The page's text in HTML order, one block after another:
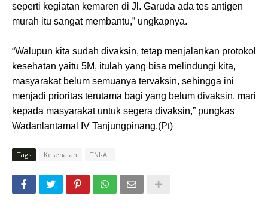
seperti kegiatan kemaren di Jl. Garuda ada tes antigen
murah itu sangat membantu,” ungkapnya.
“Walupun kita sudah divaksin, tetap menjalankan protokol
kesehatan yaitu 5M, itulah yang bisa melindungi kita,
masyarakat belum semuanya tervaksin, sehingga ini
menjadi prioritas terutama bagi yang belum divaksin, mari
kepada masyarakat untuk segera divaksin,” pungkas
Wadanlantamal IV Tanjungpinang.(Pt)
Tags Kesehatan TNI-AL